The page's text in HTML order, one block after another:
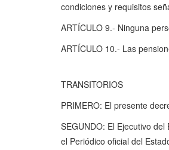
condiciones y requisitos
ARTÍCULO 9.- Ninguna
ARTÍCULO 10.- Las
TRANSITORIOS
PRIMERO: El presente
SEGUNDO: El Ejecutivo
el Periódico oficial del